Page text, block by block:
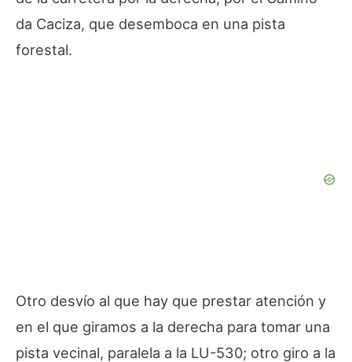
da Caciza, que desemboca en una pista
forestal.
Otro desvío al que hay que prestar atención y
en el que giramos a la derecha para tomar una
pista vecinal, paralela a la LU-530; otro giro a la